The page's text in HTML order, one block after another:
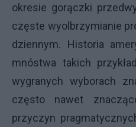
okresie gorączki
częste wyolbrzymianie
dziennym. Historia
mnóstwa takich
wygranych wyborach
często nawet
przyczyn